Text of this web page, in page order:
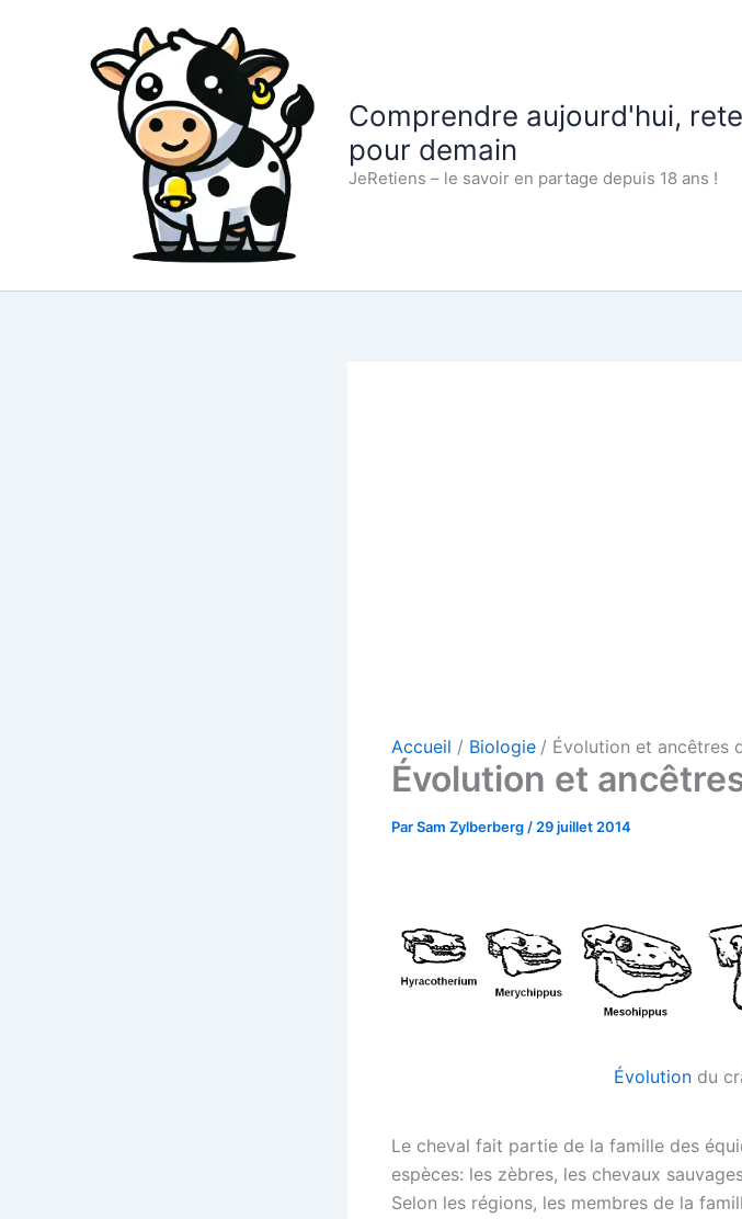
Comprendre aujourd'hui,
pour demain
JeRetiens – le savoir en partage depuis 18 ans !
Accueil Biologie Évolution et ancêtres
Évolution et
ParSam Zylberberg / 29 juillet 2014
Évolution du
Le cheval fait partie de la famille des
espèces: les zèbres, les chevaux
Selon les régions, les membres de la